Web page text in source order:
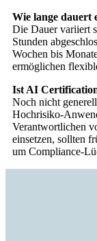
Wie lange dauert
Die Dauer variiert
Stunden
Wochen bis
ermöglichen
Ist AI
Noch nicht
Hochrisiko-
Verantwortlichen
einsetzen, sollten
um Compliance-